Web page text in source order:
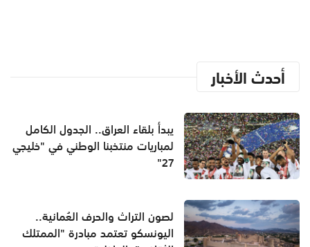
أحدث الأخبار
يبدأ بلقاء العراق.. الجدول الكامل
لمباريات منتخبنا الوطني في "خليجي
27"
لصون التراث والحرف العُمانية..
اليونسكو تعتمد مبادرة "الممتلك